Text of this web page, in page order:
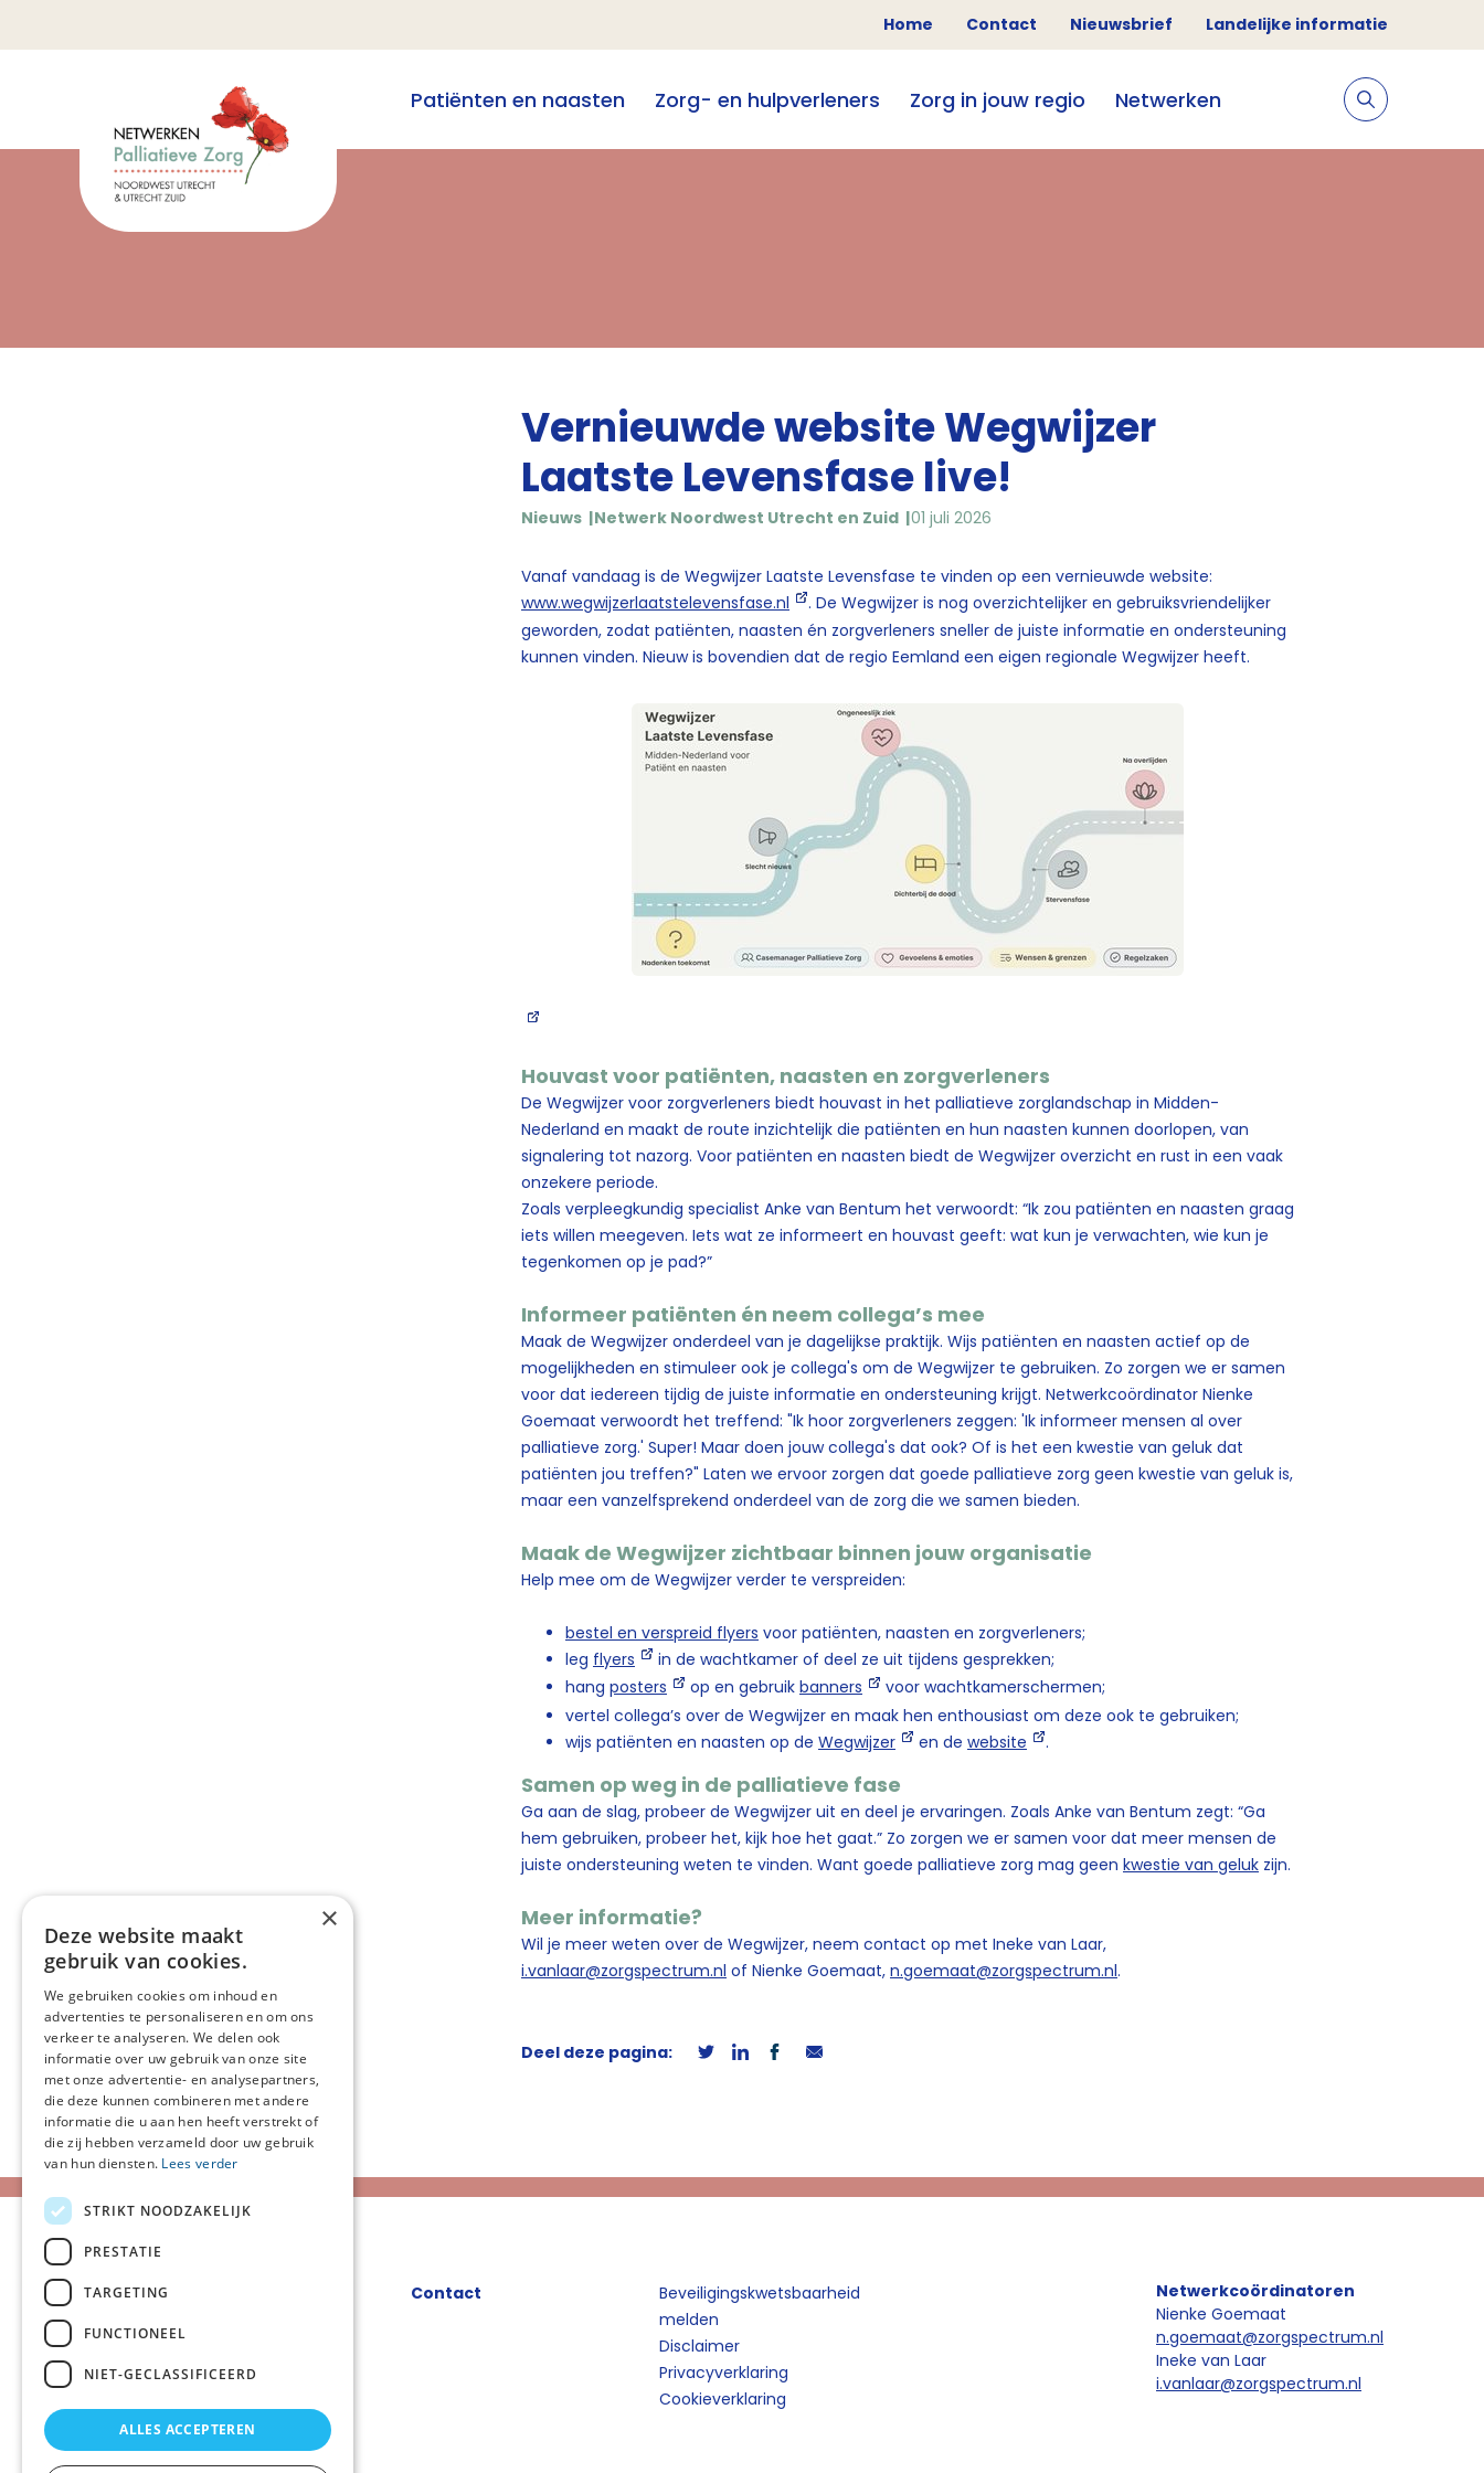
Home Contact Nieuwsbrief Landelijke informatie
Patiënten en naasten Zorg- en hulpverleners Zorg in jouw regio Netwerken
Vernieuwde website Wegwijzer
Laatste Levensfase live!
Nieuws Netwerk Noordwest Utrecht en Zuid 01 juli 2026
Vanaf vandaag is de Wegwijzer Laatste Levensfase te vinden op een vernieuwde website:
www.wegwijzerlaatstelevensfase.nl
. De Wegwijzer is nog overzichtelijker en gebruiksvriendelijker
geworden, zodat patiënten, naasten én zorgverleners sneller de juiste informatie en ondersteuning
kunnen vinden. Nieuw is bovendien dat de regio Eemland een eigen regionale Wegwijzer heeft.
Houvast voor patiënten, naasten en zorgverleners
De Wegwijzer voor zorgverleners biedt houvast in het palliatieve zorglandschap in Midden-
Nederland en maakt de route inzichtelijk die patiënten en hun naasten kunnen doorlopen, van
signalering tot nazorg. Voor patiënten en naasten biedt de Wegwijzer overzicht en rust in een vaak
onzekere periode.
Zoals verpleegkundig specialist Anke van Bentum het verwoordt: “Ik zou patiënten en naasten graag
iets willen meegeven. Iets wat ze informeert en houvast geeft: wat kun je verwachten, wie kun je
tegenkomen op je pad?”
Informeer patiënten én neem collega’s mee
Maak de Wegwijzer onderdeel van je dagelijkse praktijk. Wijs patiënten en naasten actief op de
mogelijkheden en stimuleer ook je collega's om de Wegwijzer te gebruiken. Zo zorgen we er samen
voor dat iedereen tijdig de juiste informatie en ondersteuning krijgt. Netwerkcoördinator Nienke
Goemaat verwoordt het treffend: "Ik hoor zorgverleners zeggen: 'Ik informeer mensen al over
palliatieve zorg.' Super! Maar doen jouw collega's dat ook? Of is het een kwestie van geluk dat
patiënten jou treffen?" Laten we ervoor zorgen dat goede palliatieve zorg geen kwestie van geluk is,
maar een vanzelfsprekend onderdeel van de zorg die we samen bieden.
Maak de Wegwijzer zichtbaar binnen jouw organisatie
Help mee om de Wegwijzer verder te verspreiden:
bestel en verspreid flyers voor patiënten, naasten en zorgverleners;
leg flyers
in de wachtkamer of deel ze uit tijdens gesprekken;
hang posters op en gebruik banners
voor wachtkamerschermen;
vertel collega’s over de Wegwijzer en maak hen enthousiast om deze ook te gebruiken;
wijs patiënten en naasten op de Wegwijzer en de website .
Samen op weg in de palliatieve fase
Ga aan de slag, probeer de Wegwijzer uit en deel je ervaringen. Zoals Anke van Bentum zegt: “Ga
hem gebruiken, probeer het, kijk hoe het gaat.” Zo zorgen we er samen voor dat meer mensen de
juiste ondersteuning weten te vinden. Want goede palliatieve zorg mag geen kwestie van geluk zijn.
Meer informatie?
Wil je meer weten over de Wegwijzer, neem contact op met Ineke van Laar,
i.vanlaar@zorgspectrum.nl of Nienke Goemaat, n.goemaat@zorgspectrum.nl.
Deel deze pagina:
Contact
Beveiligingskwetsbaarheid
melden
Disclaimer
Privacyverklaring
Cookieverklaring
Netwerkcoördinatoren
Nienke Goemaat
n.goemaat@zorgspectrum.nl
Ineke van Laar
i.vanlaar@zorgspectrum.nl
×
Deze website maakt
gebruik van cookies.
We gebruiken cookies om inhoud en
advertenties te personaliseren en om ons
verkeer te analyseren. We delen ook
informatie over uw gebruik van onze site
met onze advertentie- en analysepartners,
die deze kunnen combineren met andere
informatie die u aan hen heeft verstrekt of
die zij hebben verzameld door uw gebruik
van hun diensten. Lees verder
STRIKT NOODZAKELIJK
PRESTATIE
TARGETING
FUNCTIONEEL
NIET-GECLASSIFICEERD
ALLES ACCEPTEREN